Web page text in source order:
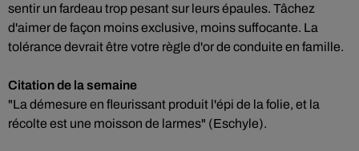
sentir un fardeau trop pesant sur leurs épaules. Tâchez
d'aimer de façon moins exclusive, moins suffocante. La
tolérance devrait être votre règle d'or de conduite en famille.
Citation de la semaine
"La démesure en fleurissant produit l'épi de la folie, et la
récolte est une moisson de larmes" (Eschyle).